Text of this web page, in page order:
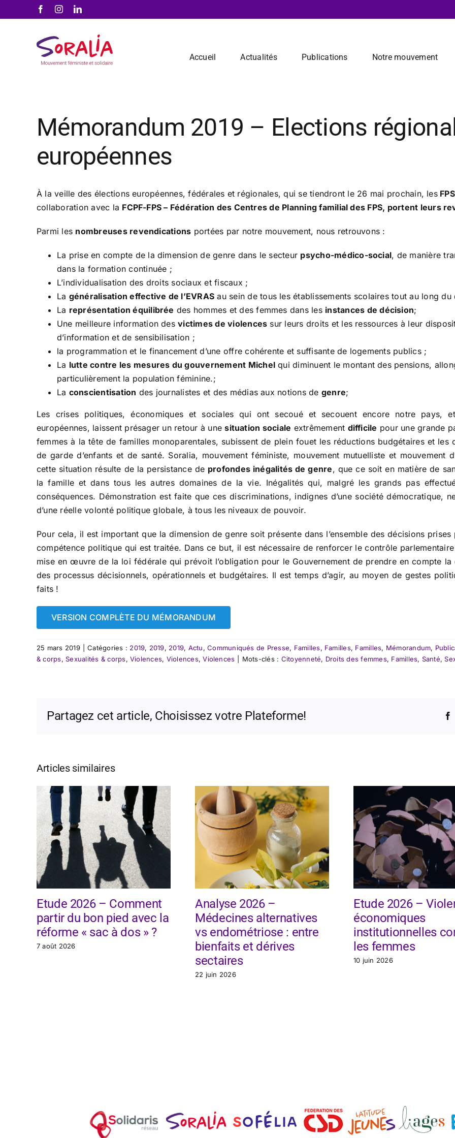
au
FacebookInstagramLinkedIn
Accueil Actualités Publications Notre mouvement
Mémorandum 2019 – Elections
européennes
À la veille des élections européennes, fédérales et régionales, qui se tiendront le 26 mai prochain, les
collaboration avec la FCPF-FPS – Fédération des Centres de Planning familial des FPS, portent leurs
Parmi les nombreuses revendications portées par notre mouvement, nous retrouvons :
La prise en compte de la dimension de genre dans le secteur psycho-médico-social, de manière
dans la formation continuée ;
L’individualisation des droits sociaux et fiscaux ;
La généralisation effective de l’EVRAS au sein de tous les établissements scolaires tout au long
La représentation équilibrée des hommes et des femmes dans les instances de décision;
Une meilleure information desvictimes de violences sur leurs droits et les ressources à leur
d’information et de sensibilisation ;
la programmation et le financement d’une offre cohérente et suffisante de logements publics ;
La lutte contre les mesures du gouvernement Michel qui diminuent le montant des pensions,
particulièrement la population féminine.;
La conscientisation des journalistes et des médias aux notions de genre;
Les crises politiques, économiques et sociales qui ont secoué et secouent encore notre pays,
européennes, laissent présager un retour à unesituation sociale extrêmement difficile pour une grande
femmes à la tête de familles monoparentales, subissent de plein fouet les réductions budgétaires et les
de garde d’enfants et de santé. Soralia, mouvement féministe, mouvement mutuelliste et mouvement
cette situation résulte de la persistance de profondes inégalités de genre, que ce soit en matière de
la famille et dans tous les autres domaines de la vie. Inégalités qui, malgré les grands pas
conséquences. Démonstration est faite que ces discriminations, indignes d’une société
d’une réelle volonté politique globale, à tous les niveaux de pouvoir.
Pour cela, il est important que la dimension de genre soit présente dans l’ensemble des décisions
compétence politique qui est traitée. Dans ce but, il est nécessaire de renforcer le contrôle
mise en œuvre de la loi fédérale qui prévoit l’obligation pour le Gouvernement de prendre en compte
des processus décisionnels, opérationnels et budgétaires. Il est temps d’agir, au moyen de gestes
faits !
VERSION COMPLÈTE DU MÉMORANDUM
25 mars 2019 Catégories : 2019, 2019, 2019, Actu,Communiqués de Presse, Familles, Familles, Familles, Mémorandum,
& corps,Sexualités & corps, Violences, Violences,Violences Mots-clés : Citoyenneté, Droits des femmes, Familles, Santé,
Partagez cet article, Choisissez votre Plateforme!
Articles similaires
Etude 2026 – Comment
partir du bon pied avec la
réforme « sac à dos » ?
7 août 2026
Analyse 2026 –
Médecines alternatives
vs endométriose : entre
bienfaits et dérives
sectaires
22 juin 2026
Etude 2026 –
économiques
institutionnelles
les femmes
10 juin 2026